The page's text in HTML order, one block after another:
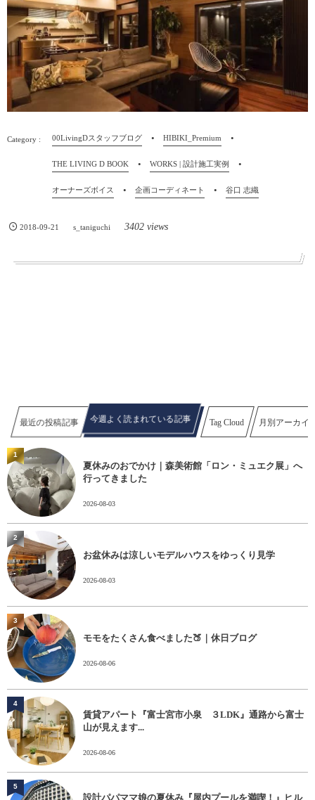
00LivingDスタッフブログ HIBIKI_Premium
THE LIVING D BOOK WORKS | 設計施工実例
オーナーズボイス 企画コーディネート 谷口 志織
2018-09-21 s_taniguchi 3402 views
最近の投稿記事 今週よく読まれている記事 Tag Cloud 月別アーカイ
夏休みのおでかけ｜森美術館「ロン・ミュエク展」へ
行ってきました
2026-08-03
1
お盆休みは涼しいモデルハウスをゆっくり見学
2026-08-03
2
モモをたくさん食べました🍑｜休日ブログ
2026-08-06
3
賃貸アパート『富士宮市小泉 ３LDK』通路から富士
山が見えます...
2026-08-06
4
設計パパママ娘の夏休み『屋内プールを満喫！』ヒル
5